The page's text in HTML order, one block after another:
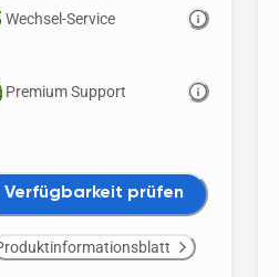
Wechsel-Service
Premium Support
Verfügbarkeit prüfen